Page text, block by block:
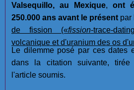
Valsequillo, au Mexique, ont
250.000 ans avant le présent par
de fission («fission-trace-
volcanique et d'uranium des os
Le dilemme posé par ces dates
dans la citation suivante,
l'article soumis.